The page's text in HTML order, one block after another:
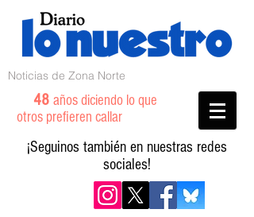
Noticias de Zona Norte
48 años diciendo lo que
otros prefieren callar
¡Seguinos también en nuestras redes
sociales!